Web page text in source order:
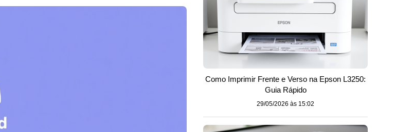
Como Imprimir Frente e Verso na Epson L3250:
Guia Rápido
29/05/2026 às 15:02